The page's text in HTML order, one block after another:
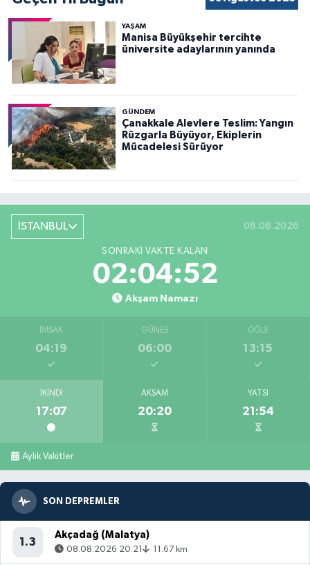
YAŞAM
Manisa Büyükşehir tercihte
üniversite adaylarının yanında
GÜNDEM
Çanakkale Alevlere Teslim: Yangın
Rüzgarla Büyüyor, Ekiplerin
Mücadelesi Sürüyor
İSTANBUL 08.08.2026
SONRAKI VAKTE KALAN
02:04:50
Akşam Namazı
İMSAK
04:19
GÜNEŞ
06:00
ÖĞLE
13:15
İKINDI
17:07
AKŞAM
20:20
YATSI
21:54
Aylık Vakitler
SON DEPREMLER
1.3
Akçadağ (Malatya)
08.08.2026 20:21 11.67 km